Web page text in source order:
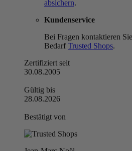
absichern.
Kundenservice
Bei Fragen kontaktieren
BedarfTrusted Shops.
Zertifiziert seit
30.08.2005
Gültig bis
28.08.2026
Bestätigt von